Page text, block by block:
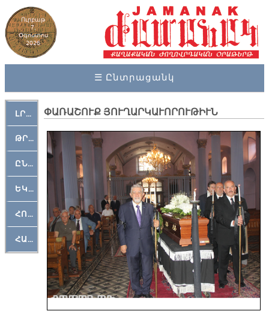
Ուրբաթ
7,
Օգոստոս
2026
☰ Ընտրացանկ
ԼՐԱՀՈՍ
ԹՐՔԱՀԱՅ ԿԵԱՆՔ
ԸՆԿԵՐԱՄՇԱԿՈՒԹԱՅԻՆ
ԵԿԵՂԵՑԱԿԱՆ
ՀՈԳԵՄՏԱՒՈՐ
ՀԱՐԹԱԿ
ՓԱՌԱՇՈՒՔ ՅՈՒՂԱՐԿԱՒՈՐՈՒԹԻՒՆ